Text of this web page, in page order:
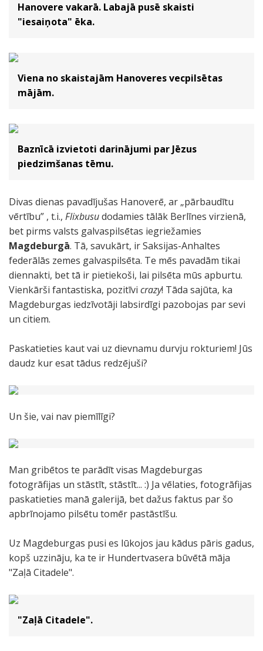
Hanovere vakarā. Labajā pusē skaisti
"iesaiņota" ēka.
Viena no skaistajām Hanoveres vecpilsētas
mājām.
Baznīcā izvietoti darinājumi par Jēzus
piedzimšanas tēmu.
Divas dienas pavadījušas Hanoverē, ar „pārbaudītu
vērtību” , t.i., Flixbusudodamies tālāk Berlīnes virzienā,
bet pirms valsts galvaspilsētas iegriežamies
Magdeburgā. Tā, savukārt, ir Saksijas-Anhaltes
federālās zemes galvaspilsēta. Te mēs pavadām tikai
diennakti, bet tā ir pietiekoši, lai pilsēta mūs apburtu.
Vienkārši fantastiska, pozitīvi crazy! Tāda sajūta, ka
Magdeburgas iedzīvotāji labsirdīgi pazobojas par sevi
un citiem.
Paskatieties kaut vai uz dievnamu durvju rokturiem! Jūs
daudz kur esat tādus redzējuši?
Un šie, vai nav piemīlīgi?
Man gribētos te parādīt visas Magdeburgas
fotogrāfijas un stāstīt, stāstīt... :) Ja vēlaties, fotogrāfijas
paskatieties manā galerijā, bet dažus faktus par šo
apbrīnojamo pilsētu tomēr pastāstīšu.
Uz Magdeburgas pusi es lūkojos jau kādus pāris gadus,
kopš uzzināju, ka te ir Hundertvasera būvētā māja
"Zaļā Citadele".
"Zaļā Citadele".